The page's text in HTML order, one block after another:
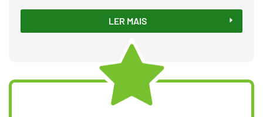
LER MAIS